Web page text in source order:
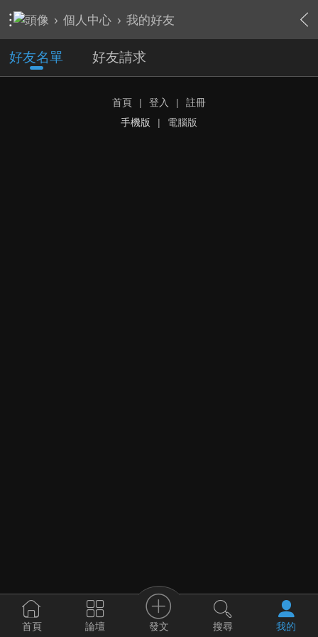
› 個人中心 › 我的好友
好友名單 好友請求
首頁 | 登入 |
註冊
手機版
| 電腦版
首頁 論壇 發文 搜尋 我的